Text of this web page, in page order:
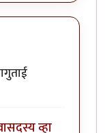
सदस्य व्हा